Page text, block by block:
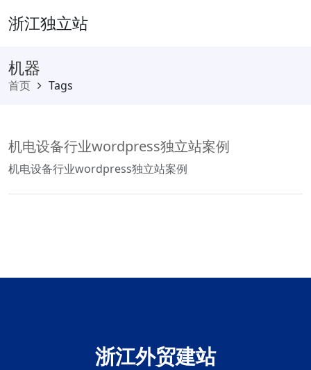
浙江独立站
机器
首页 Tags
机电设备行业wordpress独立站案例
机电设备行业wordpress独立站案例
浙江外贸建站